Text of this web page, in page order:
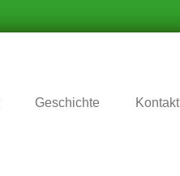
Geschichte Kontakt